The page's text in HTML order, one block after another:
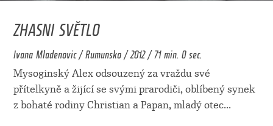
ZHASNI SVĚTLO
Ivana Mladenovic / Rumunsko / 2012 / 71 min. 0 sec.
Mysoginský Alex odsouzený za vraždu své
přítelkyně a žijící se svými prarodiči, oblíbený synek
z bohaté rodiny Christian a Papan, mladý otec...